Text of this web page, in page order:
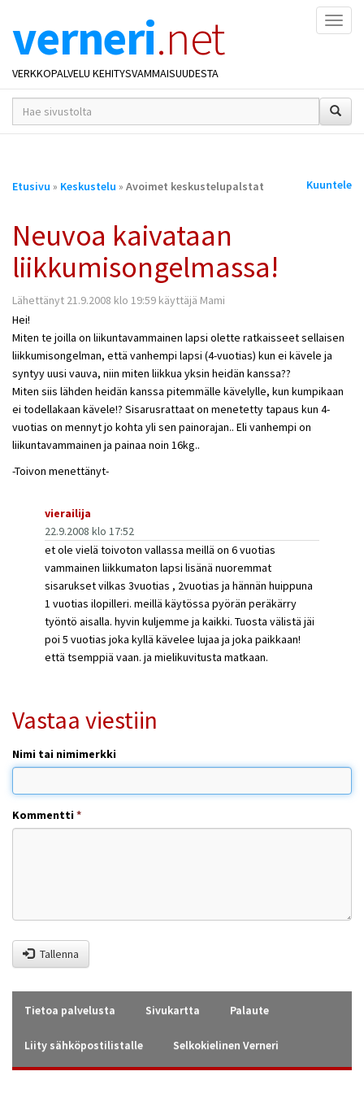
verneri.net
VERKKOPALVELU KEHITYSVAMMAISUUDESTA
hakusana(t)
*
Olet
Etusivu » Keskustelu » Avoimet keskustelupalstat Kuuntele
Neuvoa kaivataan
liikkumisongelmassa!
Lähettänyt 21.9.2008 klo 19:59 käyttäjä Mami
Hei!
Miten te joilla on liikuntavammainen lapsi olette ratkaisseet sellaisen
liikkumisongelman, että vanhempi lapsi (4-vuotias) kun ei kävele ja
syntyy uusi vauva, niin miten liikkua yksin heidän kanssa??
Miten siis lähden heidän kanssa pitemmälle kävelylle, kun kumpikaan
ei todellakaan kävele!? Sisarusrattaat on menetetty tapaus kun 4-
vuotias on mennyt jo kohta yli sen painorajan.. Eli vanhempi on
liikuntavammainen ja painaa noin 16kg..
-Toivon menettänyt-
vierailija
22.9.2008 klo 17:52
et ole vielä toivoton vallassa meillä on 6 vuotias
vammainen liikkumaton lapsi lisänä nuoremmat
sisarukset vilkas 3vuotias , 2vuotias ja hännän huippuna
1 vuotias ilopilleri. meillä käytössa pyörän peräkärry
työntö aisalla. hyvin kuljemme ja kaikki. Tuosta välistä jäi
poi 5 vuotias joka kyllä kävelee lujaa ja joka paikkaan!
että tsemppiä vaan. ja mielikuvitusta matkaan.
Vastaa viestiin
Nimi tai nimimerkki
Kommentti*
Tallenna
Tietoa palvelusta Sivukartta Palaute
Liity sähköpostilistalle Selkokielinen Verneri